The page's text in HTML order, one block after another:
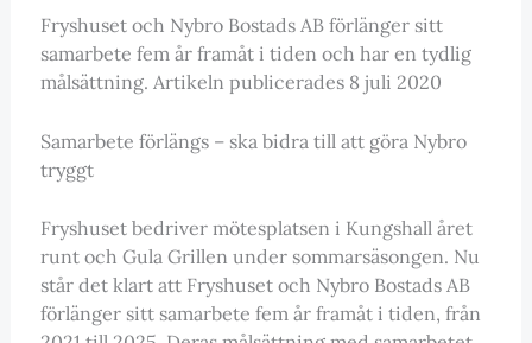
Fryshuset och Nybro Bostads AB förlänger sitt
samarbete fem år framåt i tiden och har en tydlig
målsättning. Artikeln publicerades 8 juli 2020
Samarbete förlängs – ska bidra till att göra Nybro
tryggt
Fryshuset bedriver mötesplatsen i Kungshall året
runt och Gula Grillen under sommarsäsongen. Nu
står det klart att Fryshuset och Nybro Bostads AB
förlänger sitt samarbete fem år framåt i tiden, från